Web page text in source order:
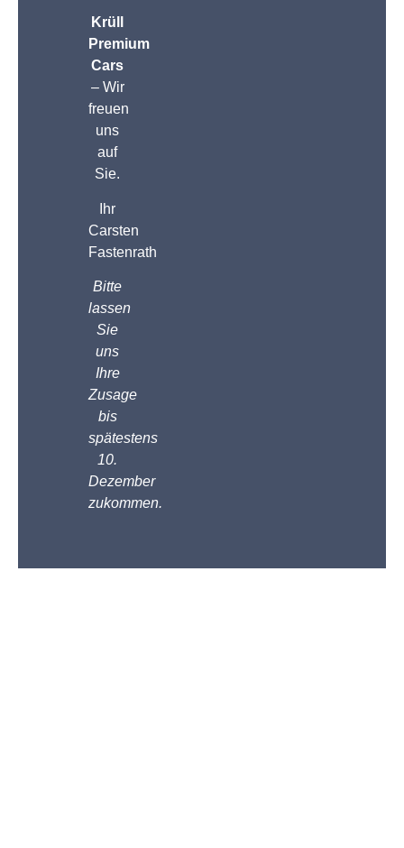
Krüll
Premium
Cars
– Wir
freuen
uns
auf
Sie.
Ihr
Carsten
Fastenrath
Bitte
lassen
Sie
uns
Ihre
Zusage
bis
spätestens
10.
Dezember
zukommen.